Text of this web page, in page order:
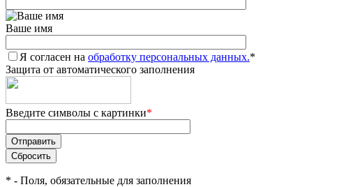
Ваше имя
Я согласен на обработку персональных данных.*
Защита от автоматического заполнения
Введите символы с картинки*
* - Поля, обязательные для заполнения